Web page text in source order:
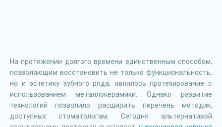
На протяжении долгого времени единственным способом,
позволяющим восстановить не только функциональность,
но и эстетику зубного ряда, являлось протезирование с
использованием металлокерамики. Однако развитие
технологий позволило расширить перечень методик,
доступных стоматологам. Сегодня альтернативой